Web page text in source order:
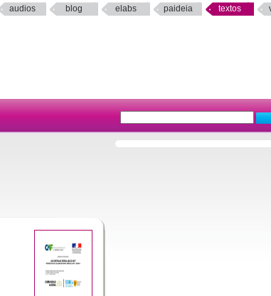
audios blog elabs paideia textos